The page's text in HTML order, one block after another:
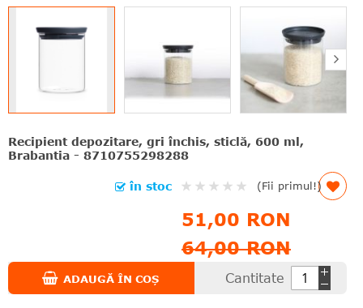
Recipient depozitare, gri închis, sticlă, 600 ml,
Brabantia - 8710755298288
Rating:
(Fii primul!)
în stoc
51,00 RON
64,00 RON
Cantitate
ADAUGĂ ÎN COȘ